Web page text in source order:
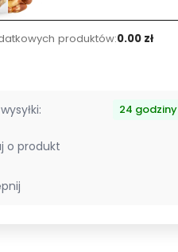
produktów:0.00 zł
24 godziny
o produkt